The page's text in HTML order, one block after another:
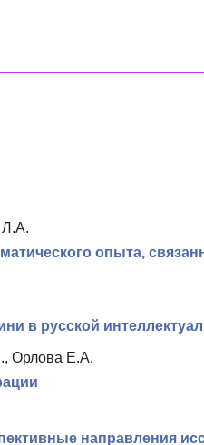
Л.А.
опыта,
в русской
Орлова Е.А.
направления